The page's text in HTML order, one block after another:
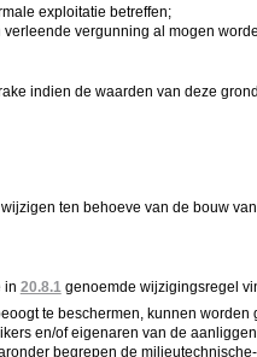
exploitatie betreffen;
vergunning al mogen
indien de waarden van deze
ten behoeve van de bouw
in 20.8.1 genoemde wijzigingsregel
te beschermen, kunnen worden
en/of eigenaren van de
begrepen de